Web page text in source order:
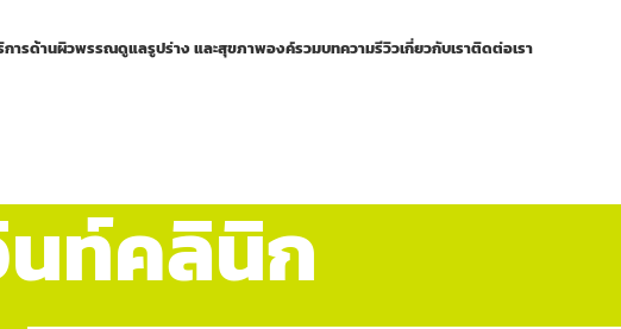
การด้านผิวพรรณดูแลรูปร่าง และสุขภาพองค์รวมบทความรีวิวเกี่ยวกับเราติดต่อเรา
นท์คลินิก